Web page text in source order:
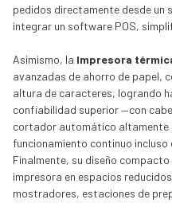
pedidos directamente desde un
integrar un software POS,
Asimismo, la Impresora
avanzadas de ahorro de papel,
altura de caracteres, logrando
confiabilidad superior —con
cortador automático altamente
funcionamiento continuo
Finalmente, su diseño
impresora en espacios
mostradores, estaciones de